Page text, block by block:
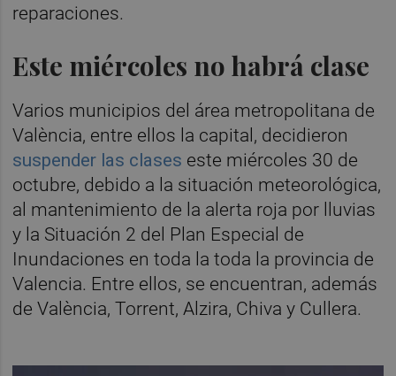
reparaciones.
Este miércoles no habrá clase
Varios municipios del área metropolitana de
València, entre ellos la capital, decidieron
suspender las clases este miércoles 30 de
octubre, debido a la situación meteorológica,
al mantenimiento de la alerta roja por lluvias
y la Situación 2 del Plan Especial de
Inundaciones en toda la toda la provincia de
Valencia. Entre ellos, se encuentran, además
de València, Torrent, Alzira, Chiva y Cullera.